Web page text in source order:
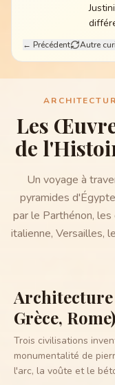
← Précédent Autre
Les
de
Un voyage à
pyramides
par le Parthénon,
italienne, Versailles,
Grèce, Rome)
Trois civilisations
monumentalité de
l'arc, la voûte et le